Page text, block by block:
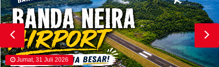
Jumat, 31 Juli 2026